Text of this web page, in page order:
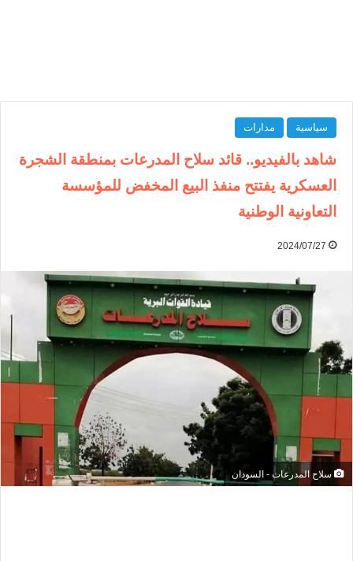
سياسية مدارات
شاهد بالفيديو.. قائد سلاح المدرعات بمنطقة الشجرة
العسكرية يفتتح منفذ البيع المخفض للمؤسسة
التعاونية الوطنية
2024/07/27
سلاح المدرعات - السودان